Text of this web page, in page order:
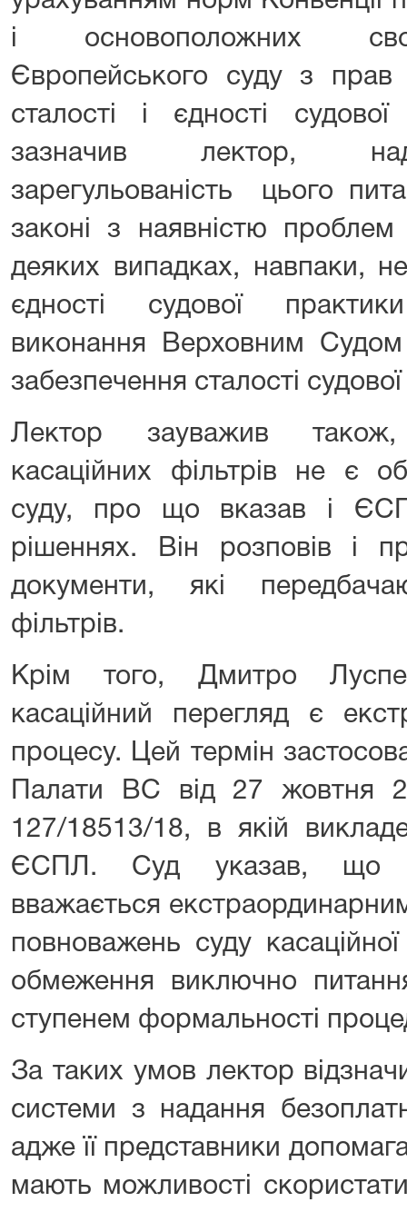
і основоположних
Європейського суду з прав
сталості і єдності
зазначив лектор,
зарегульованість цього
законі з наявністю
деяких випадках, навпаки,
єдності судової
виконання Верховним Судом
забезпечення сталості
Лектор зауважив
касаційних фільтрів не є
суду, про що вказав і
рішеннях. Він розповів і
документи, які
фільтрів.
Крім того, Дмитро
касаційний перегляд є
процесу. Цей термін
Палати ВС від 27 жовтня
127/18513/18, в якій
ЄСПЛ. Суд указав, що
вважається
повноважень суду
обмеження виключно
ступенем формальності
За таких умов лектор
системи з надання
адже її представники
мають можливості